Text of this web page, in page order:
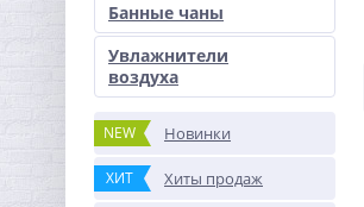
Банные чаны
Увлажнители
воздуха
NEW Новинки
ХИТ Хиты продаж